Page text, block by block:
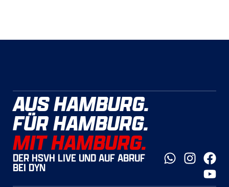
AUS HAMBURG.
FÜR HAMBURG.
MIT HAMBURG.
DER HSVH LIVE UND AUF ABRUF
BEI DYN